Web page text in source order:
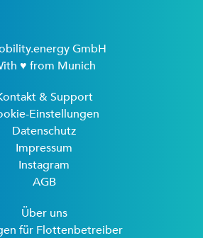
GmbH
♥ from Munich
& Support
Einstellungen
Datenschutz
Impressum
Instagram
AGB
Über uns
für Flottenbetreiber